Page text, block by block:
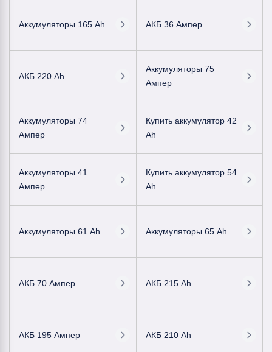
Аккумуляторы 165 Ah АКБ 36 Ампер
АКБ 220 Ah
Аккумуляторы 75
Ампер
Аккумуляторы 74
Ампер
Купить аккумулятор 42
Ah
Аккумуляторы 41
Ампер
Купить аккумулятор 54
Ah
Аккумуляторы 61 Ah Аккумуляторы 65 Ah
АКБ 70 Ампер АКБ 215 Ah
АКБ 195 Ампер АКБ 210 Ah